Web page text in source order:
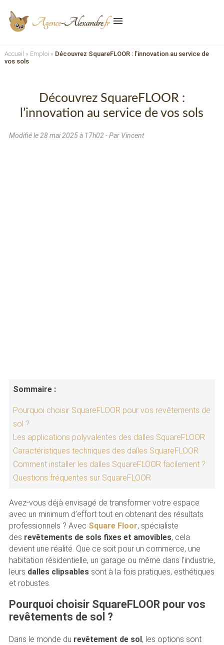
menu
Accueil » Emploi » Découvrez SquareFLOOR : l’innovation au service de
vos sols
Découvrez SquareFLOOR :
l’innovation au service de vos sols
Modifié le28 mai 2025 à 17h02 - Par Vincent
Sommaire :
Pourquoi choisir SquareFLOOR pour vos revêtements de
sol ?
Les applications polyvalentes des dalles SquareFLOOR
Caractéristiques techniques des dalles SquareFLOOR
Comment installer les dalles SquareFLOOR facilement ?
Questions fréquentes sur SquareFLOOR
Avez-vous déjà envisagé de transformer votre espace
avec un minimum d’effort tout en obtenant des résultats
professionnels ? Avec Square Floor, spécialiste
des revêtements de sols fixes et amovibles, cela
devient une réalité. Que ce soit pour un commerce, une
habitation résidentielle, un garage ou même dans l’industrie,
leurs dalles clipsablessont à la fois pratiques, esthétiques
et robustes.
Pourquoi choisir SquareFLOOR pour vos
revêtements de sol ?
Dans le monde du revêtement de sol, les options sont